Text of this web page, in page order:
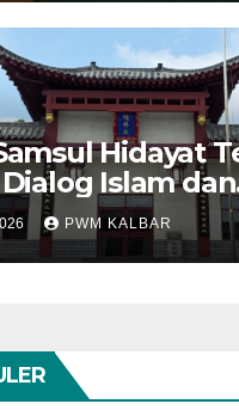
Hidayat
Islam dan
di Kota
PWM KALBAR